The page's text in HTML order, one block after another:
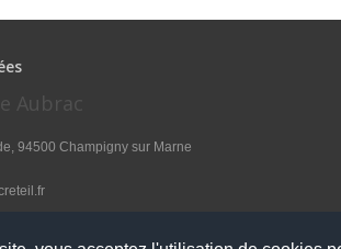
Aubrac
94500 Champigny sur Marne